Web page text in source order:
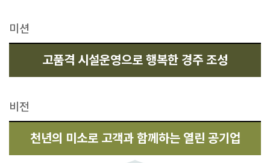
미션
고품격 시설운영으로 행복한 경주 조성
비전
천년의 미소로 고객과 함께하는 열린 공기업